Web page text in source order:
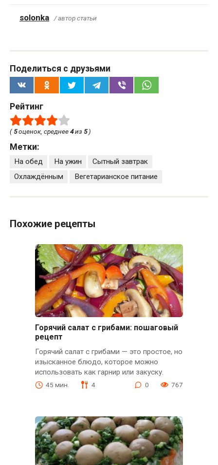
solonka / автор статьи
Поделиться с друзьями
Рейтинг
(5оценок, среднее4из 5)
Метки:
На обед На ужин
Сытный завтрак
Охлаждённым
Вегетарианское питание
Похожие рецепты
Горячий салат с грибами: пошаговый
рецепт
Горячий салат с грибами — это простое, но
изысканное блюдо, которое можно
использовать как гарнир или закуску.
45 мин. 4 0 767